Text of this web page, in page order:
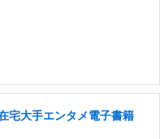
宅大手エンタメ電子書籍